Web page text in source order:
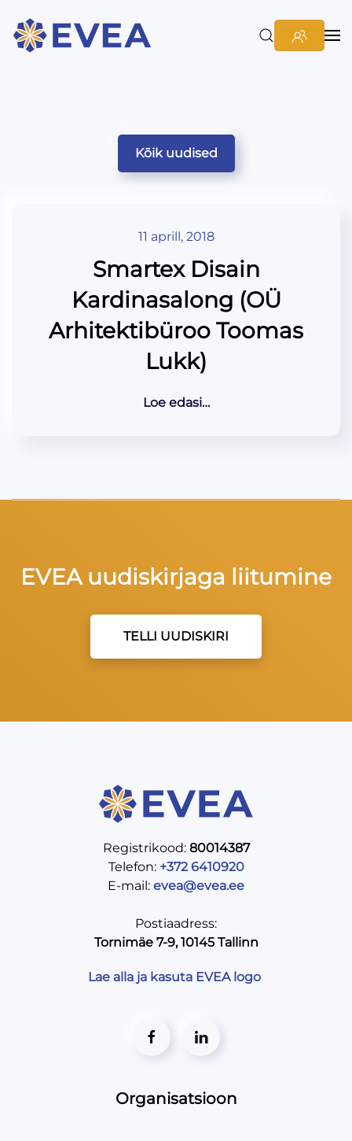
Kõik uudised
11 aprill, 2018
Smartex Disain
Kardinasalong (OÜ
Arhitektibüroo Toomas
Lukk)
Loe edasi…
EVEA uudiskirjaga liitumine
TELLI UUDISKIRI
Registrikood: 80014387
Telefon: +372 6410920
E-mail: evea@evea.ee
Postiaadress:
Tornimäe 7-9, 10145 Tallinn
Lae alla ja kasuta EVEA logo
Organisatsioon